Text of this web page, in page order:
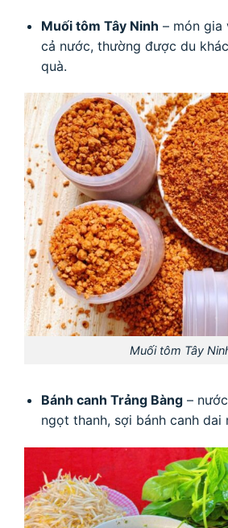
Muối tôm Tây Ninh – món gia
cả nước, thường được du
quà.
Muối tôm Tây
Bánh canh Trảng Bàng–
ngọt thanh, sợi bánh canh dai